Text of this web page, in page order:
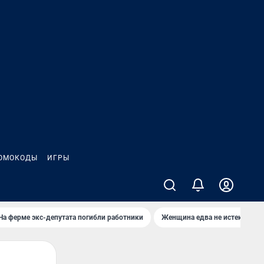
ИГРЫ
ферме экс-депутата погибли работники Женщина едва не истекла